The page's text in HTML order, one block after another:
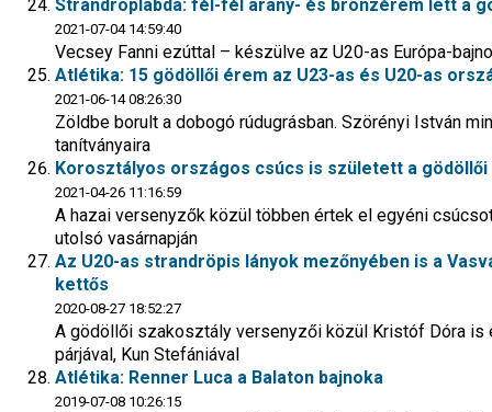
Strandröplabda: fél-fél arany- és bronzérem lett a
2021-07-04 14:59:40
Vecsey Fanni ezúttal – készülve az U20-as Európa-
Atlétika: 15 gödöllői érem az U23-as és U20-as
2021-06-14 08:26:30
Zöldbe borult a dobogó rúdugrásban. Szörényi István
tanítványaira
Korosztályos országos csúcs is született a
2021-04-26 11:16:59
A hazai versenyzők közül többen értek el egyéni
utolsó vasárnapján
Az U20-as strandröpis lányok mezőnyében is a
kettős
2020-08-27 18:52:27
A gödöllői szakosztály versenyzői közül Kristóf Dóra
párjával, Kun Stefániával
Atlétika: Renner Luca a Balaton bajnoka
2019-07-08 10:26:15